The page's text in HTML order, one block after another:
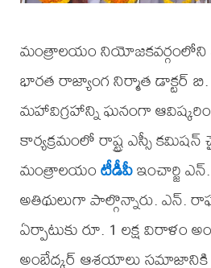
మంత్రాలయం నియోజకవర్గంలోని
భారత రాజ్యాంగ నిర్మాత డాక్టర్
మహావిగ్రహాన్ని ఘనంగా
కార్యక్రమంలో రాష్ట్ర ఎస్సీ
మంత్రాలయంటీడీపీఇంచార్జి
అతిథులుగా పాల్గొన్నారు. ఎన్.
ఏర్పాటుకు రూ. 1 లక్ష విరాళం
అంబేద్కర్ ఆశయాలు సమాజానికి